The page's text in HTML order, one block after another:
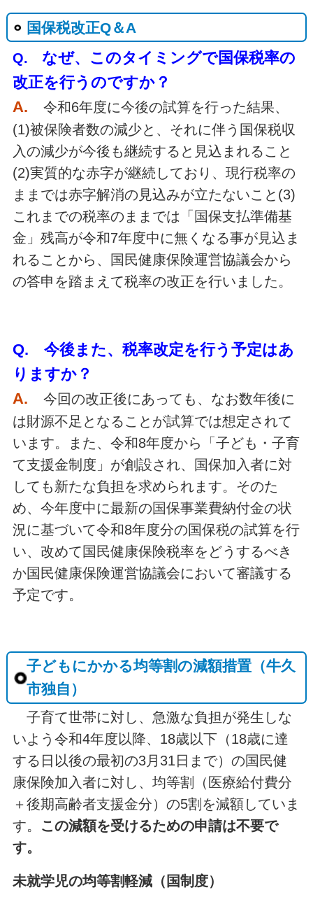
国保税改正Q＆A
Q.
なぜ、このタイミングで国保税率の
改正を行うのですか？
A. 令和6年度に今後の試算を行った結果、
(1)被保険者数の減少と、それに伴う国保税収
入の減少が今後も継続すると見込まれること
(2)実質的な赤字が継続しており、現行税率の
ままでは赤字解消の見込みが立たないこと(3)
これまでの税率のままでは「国保支払準備基
金」残高が令和7年度中に無くなる事が見込ま
れることから、国民健康保険運営協議会から
の答申を踏まえて税率の改正を行いました。
Q. 今後また、税率改定を行う予定はあ
りますか？
A. 今回の改正後にあっても、なお数年後に
は財源不足となることが試算では想定されて
います。また、令和8年度から「子ども・子育
て支援金制度」が創設され、国保加入者に対
しても新たな負担を求められます。そのた
め、今年度中に最新の国保事業費納付金の状
況に基づいて令和8年度分の国保税の試算を行
い、改めて国民健康保険税率をどうするべき
か国民健康保険運営協議会において審議する
予定です。
子どもにかかる均等割の減額措置（牛久
市独自）
子育て世帯に対し、急激な負担が発生しな
いよう令和4年度以降、18歳以下（18歳に達
する日以後の最初の3月31日まで）の国民健
康保険加入者に対し、均等割（医療給付費分
＋後期高齢者支援金分）の5割を減額していま
す。 この減額を受けるための申請は不要で
す。
未就学児の均等割軽減（国制度）